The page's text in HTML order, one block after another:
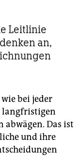
Leitlinie
an,
bei jeder
langfristigen
Das ist
und ihre